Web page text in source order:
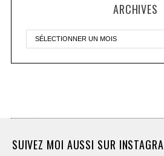
ARCHIVES
SUIVEZ MOI AUSSI SUR